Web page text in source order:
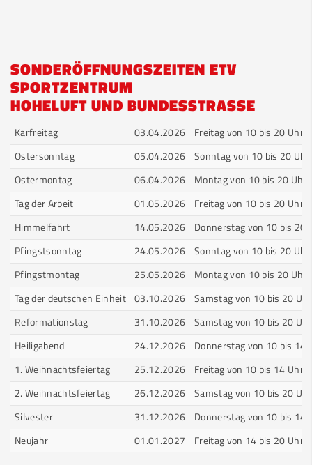
SONDERÖFFNUNGSZEITEN ETV
SPORTZENTRUM
HOHELUFT UND BUNDESSTRASSE
Karfreitag 03.04.2026
Freitag von 10 bis 20 Uhr
Ostersonntag
05.04.2026 Sonntag von 10 bis 20 Uhr
Ostermontag
06.04.2026
Montag von 10 bis 20 Uhr
Tag der Arbeit
01.05.2026
Freitag von 10 bis 20 Uhr
Himmelfahrt
14.05.2026
Donnerstag von 10 bis 20
Pfingstsonntag
24.05.2026 Sonntag von 10 bis 20 Uhr
Pfingstmontag
25.05.2026
Montag von 10 bis 20 Uhr
Tag der deutschen Einheit 03.10.2026 Samstag von 10 bis 20 Uhr
Reformationstag
31.10.2026 Samstag von 10 bis 20 Uhr
Heiligabend
24.12.2026
Donnerstag von 10 bis 14
1. Weihnachtsfeiertag
25.12.2026
Freitag von 10 bis 14 Uhr
2. Weihnachtsfeiertag
26.12.2026 Samstag von 10 bis 20 Uhr
Silvester
31.12.2026
Donnerstag von 10 bis 14
Neujahr
01.01.2027 Freitag von 14 bis 20 Uhr